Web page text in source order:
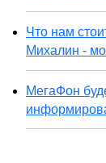
Что нам
Михалин -
МегаФон